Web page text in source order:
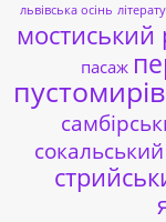
львівська осінь
мостиський
пасаж